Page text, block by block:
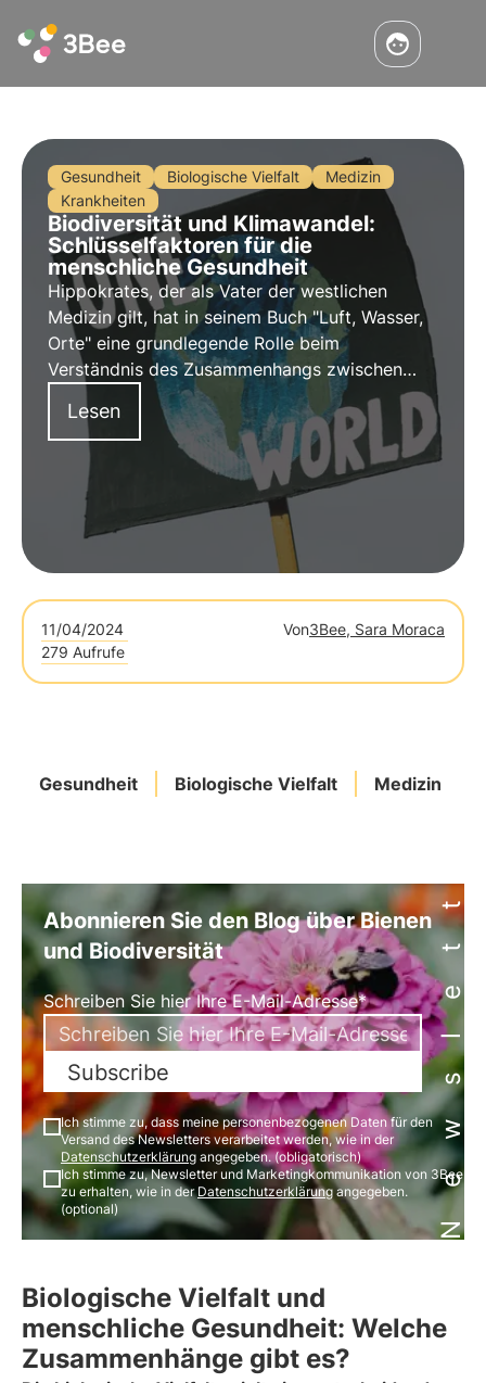
Gesundheit Biologische Vielfalt
Medizin
Krankheiten
Biodiversität und Klimawandel:
Schlüsselfaktoren für die
menschliche Gesundheit
Hippokrates, der als Vater der westlichen
Medizin gilt, hat in seinem Buch "Luft, Wasser,
Orte" eine grundlegende Rolle beim
Verständnis des Zusammenhangs zwischen
Umwelt und Gesundheit gespielt. Dieser
Zusammenhang ist in der modernen Welt mit
Phänomenen wie Hitzewellen,
Naturkatastrophen und Luftverschmutzung von
noch größerer Bedeutung.
Lesen
11/04/2024 Von3Bee, Sara Moraca
279 Aufrufe
Gesundheit Biologische Vielfalt MedizinNewsletter
Abonnieren Sie den Blog über Bienen
und Biodiversität
Schreiben Sie hier Ihre E-Mail-Adresse*
Subscribe
Ich stimme zu, dass meine personenbezogenen Daten für den
Versand des Newsletters verarbeitet werden, wie in der
Datenschutzerklärung angegeben. (obligatorisch)
Ich stimme zu, Newsletter und Marketingkommunikation von 3Bee
zu erhalten, wie in derDatenschutzerklärungangegeben.
(optional)
Biologische Vielfalt und
menschliche Gesundheit: Welche
Zusammenhänge gibt es?